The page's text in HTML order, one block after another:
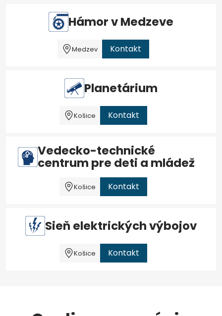
Hámor v Medzeve
Medzev Kontakt
Planetárium
Košice Kontakt
Vedecko-technické
centrum pre deti a mládež
Košice Kontakt
Sieň elektrických výbojov
Košice Kontakt